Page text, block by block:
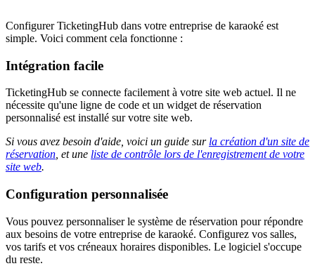
Configurer TicketingHub dans votre entreprise de karaoké est
simple. Voici comment cela fonctionne :
Intégration facile
TicketingHub se connecte facilement à votre site web actuel. Il ne
nécessite qu'une ligne de code et un widget de réservation
personnalisé est installé sur votre site web.
Si vous avez besoin d'aide, voici un guide sur la création d'un site de
réservation , et une liste de contrôle lors de l'enregistrement de votre
site web.
Configuration personnalisée
Vous pouvez personnaliser le système de réservation pour répondre
aux besoins de votre entreprise de karaoké. Configurez vos salles,
vos tarifs et vos créneaux horaires disponibles. Le logiciel s'occupe
du reste.